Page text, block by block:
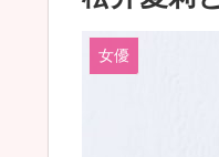
女優